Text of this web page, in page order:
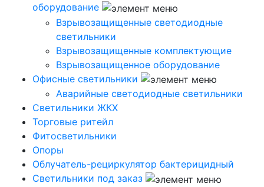
оборудование
Взрывозащищенные светодиодные
светильники
Взрывозащищенные комплектующие
Взрывозащищенное оборудование
Офисные светильники
Аварийные светодиодные светильники
Светильники ЖКХ
Торговые ритейл
Фитосветильники
Опоры
Облучатель-рециркулятор бактерицидный
Светильники под заказ